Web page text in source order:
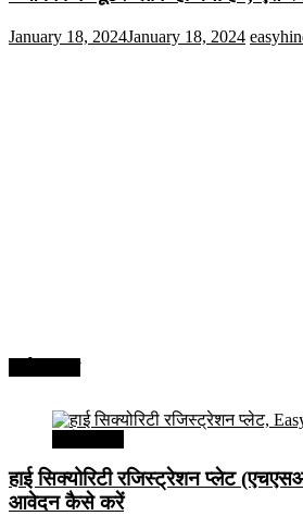
January 18, 2024January 18, 2024
हाई सिक्योरिटी रजिस्ट्रेशन प्लेट
आवेदन कैसे करें